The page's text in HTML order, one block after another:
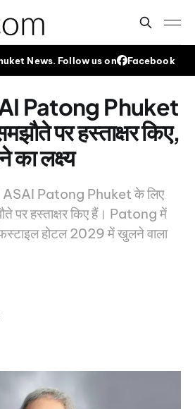
News. Follow us on Facebook
Patong Phuket
पर हस्ताक्षर किए,
लक्ष्य
Patong Phuket के लिए
पर हस्ताक्षर किए हैं। Patong में
होटल 2029 में खुलने वाला